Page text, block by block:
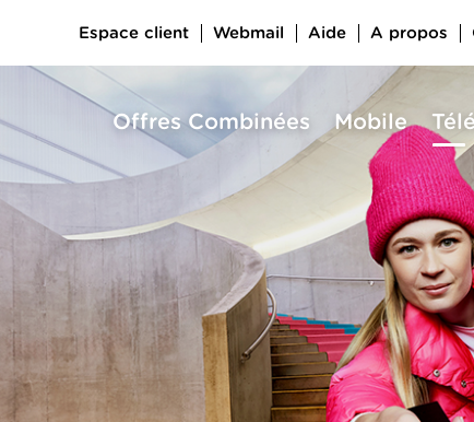
Offres Combinées Mobile
Espace client Webmail Aide A propos